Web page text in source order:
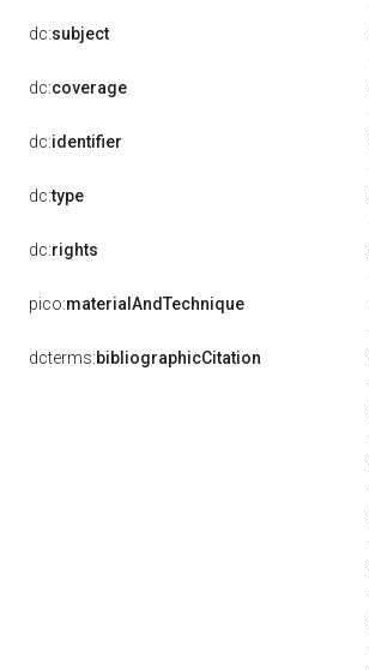
dc:subject
dc:coverage
dc:identifier
dc:type
dc:rights
pico:materialAndTechnique
dcterms:bibliographicCitation